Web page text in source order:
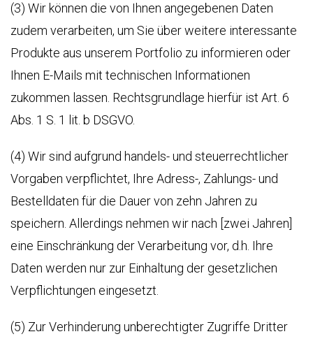
(3) Wir können die von Ihnen angegebenen Daten
zudem verarbeiten, um Sie über weitere interessante
Produkte aus unserem Portfolio zu informieren oder
Ihnen E-Mails mit technischen Informationen
zukommen lassen. Rechtsgrundlage hierfür ist Art. 6
Abs. 1 S. 1 lit. b DSGVO.
(4) Wir sind aufgrund handels- und steuerrechtlicher
Vorgaben verpflichtet, Ihre Adress-, Zahlungs- und
Bestelldaten für die Dauer von zehn Jahren zu
speichern. Allerdings nehmen wir nach [zwei Jahren]
eine Einschränkung der Verarbeitung vor, d.h. Ihre
Daten werden nur zur Einhaltung der gesetzlichen
Verpflichtungen eingesetzt.
(5) Zur Verhinderung unberechtigter Zugriffe Dritter